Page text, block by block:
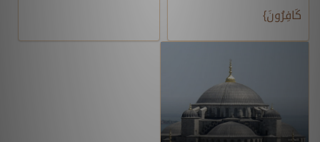
كَافِرُونَ}